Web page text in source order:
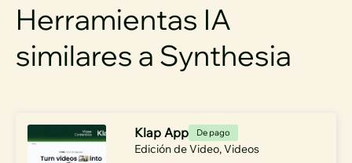
Herramientas IA
similares a Synthesia
Klap App De pago
Edición de Video,Videos